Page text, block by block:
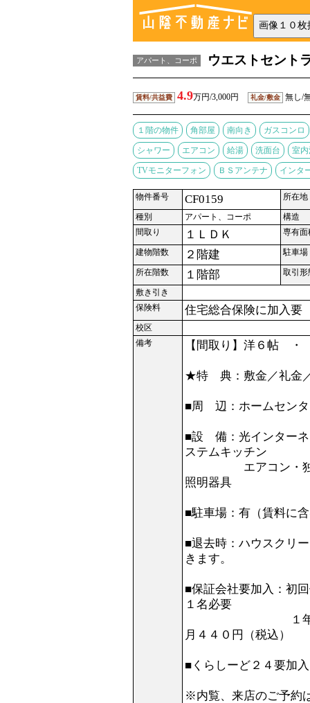
アパート、コーポ ウエストセント
賃料/共益費 4.9万円/3,000円 礼金/敷金 無し/
１階の物件 角部屋 南向き ガスコンロ
シャワー エアコン 給湯 洗面台 室
TVモニターフォン ＢＳアンテナ インタ
物件番号 CF0159 所在地
種別 アパート、コーポ
構造
間取り
１ＬＤＫ 専有面
建物階数 ２階建 駐車場
所在階数 １階部 取引形
敷き引き
保険料
住宅総合保険に加入要
校区
備考
【間取り】洋６帖
★特 典：敷金／礼金
■周 辺：ホームセンタ
■設 備：光インターネ
ステムキッチン
エアコン・独立洗
照明器具
■駐車場：有（賃料に
■退去時：ハウスクリ
きます。
■保証会社要加入：初
１名必要
１年毎更新料
月４４０円（税込）
■くらしーど２４要加
※内覧、来店のご予約